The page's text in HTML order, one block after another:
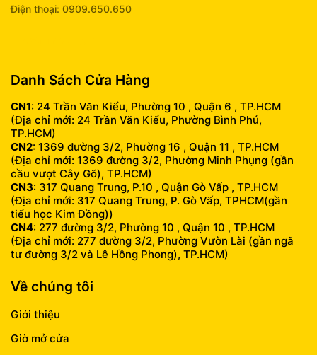
Điện thoại: 0909.650.650
Danh Sách Cửa Hàng
CN1: 24 Trần Văn Kiểu, Phường 10 , Quận 6 , TP.HCM
(Địa chỉ mới: 24 Trần Văn Kiểu, Phường Bình Phú,
TP.HCM)
CN2: 1369 đường 3/2, Phường 16 , Quận 11 , TP.HCM
(Địa chỉ mới: 1369 đường 3/2, Phường Minh Phụng (gần
cầu vượt Cây Gõ), TP.HCM)
CN3: 317 Quang Trung, P.10 , Quận Gò Vấp , TP.HCM
(Địa chỉ mới: 317 Quang Trung, P. Gò Vấp, TPHCM(gần
tiểu học Kim Đồng))
CN4: 277 đường 3/2, Phường 10 , Quận 10 , TP.HCM
(Địa chỉ mới: 277 đường 3/2, Phường Vườn Lài (gần ngã
tư đường 3/2 và Lê Hồng Phong), TP.HCM)
Về chúng tôi
Giới thiệu
Giờ mở cửa